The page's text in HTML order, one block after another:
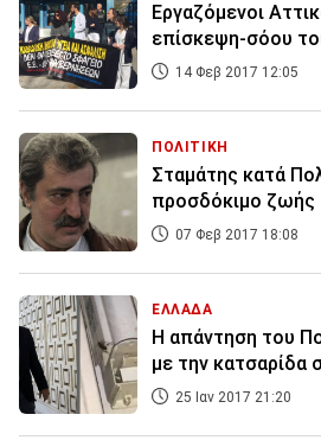
Εργαζόμενοι
επίσκεψη-σόου
14 Φεβ 2017 12:05
ΠΟΛΙΤΙΚΗ
Σταμάτης κατά
προσδόκιμο ζωής
07 Φεβ 2017 18:08
ΕΛΛΑΔΑ
Η απάντηση του
με την κατσαρίδα
25 Ιαν 2017 21:20